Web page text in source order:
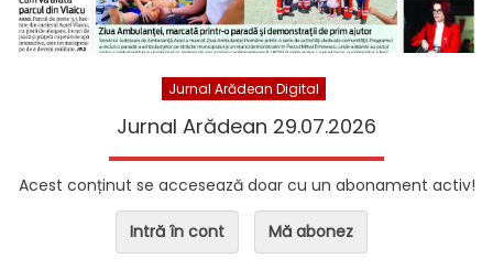
Jurnal Arădean Digital
Jurnal Arădean 29.07.2026
Acest conținut se accesează doar cu un abonament activ!
Intră în cont Mă abonez